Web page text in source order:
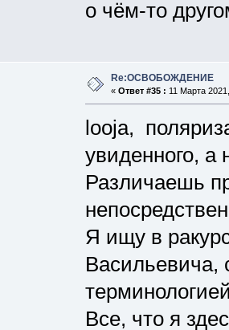
о чём-то
Re:ОСВОБОЖДЕНИЕ
« Ответ #35 : 11 Марта
looja,
увиденного, а
Различаешь
Я ищу в
Васильевича,
Все, что я